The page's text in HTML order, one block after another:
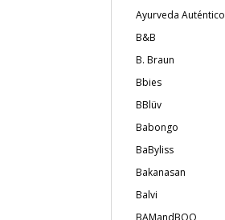
Ayurveda Auténtico
B&B
B. Braun
Bbies
BBlüv
Babongo
BaByliss
Bakanasan
Balvi
BAMandBOO